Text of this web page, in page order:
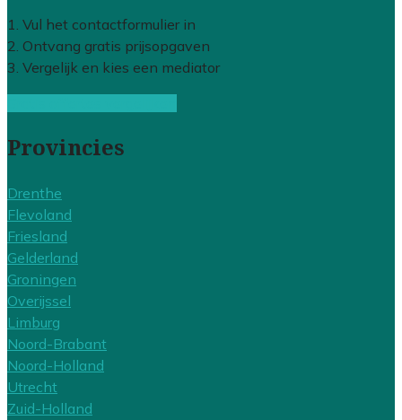
1. Vul het contactformulier in
2. Ontvang gratis prijsopgaven
3. Vergelijk en kies een mediator
Provincies
Drenthe
Flevoland
Friesland
Gelderland
Groningen
Overijssel
Limburg
Noord-Brabant
Noord-Holland
Utrecht
Zuid-Holland